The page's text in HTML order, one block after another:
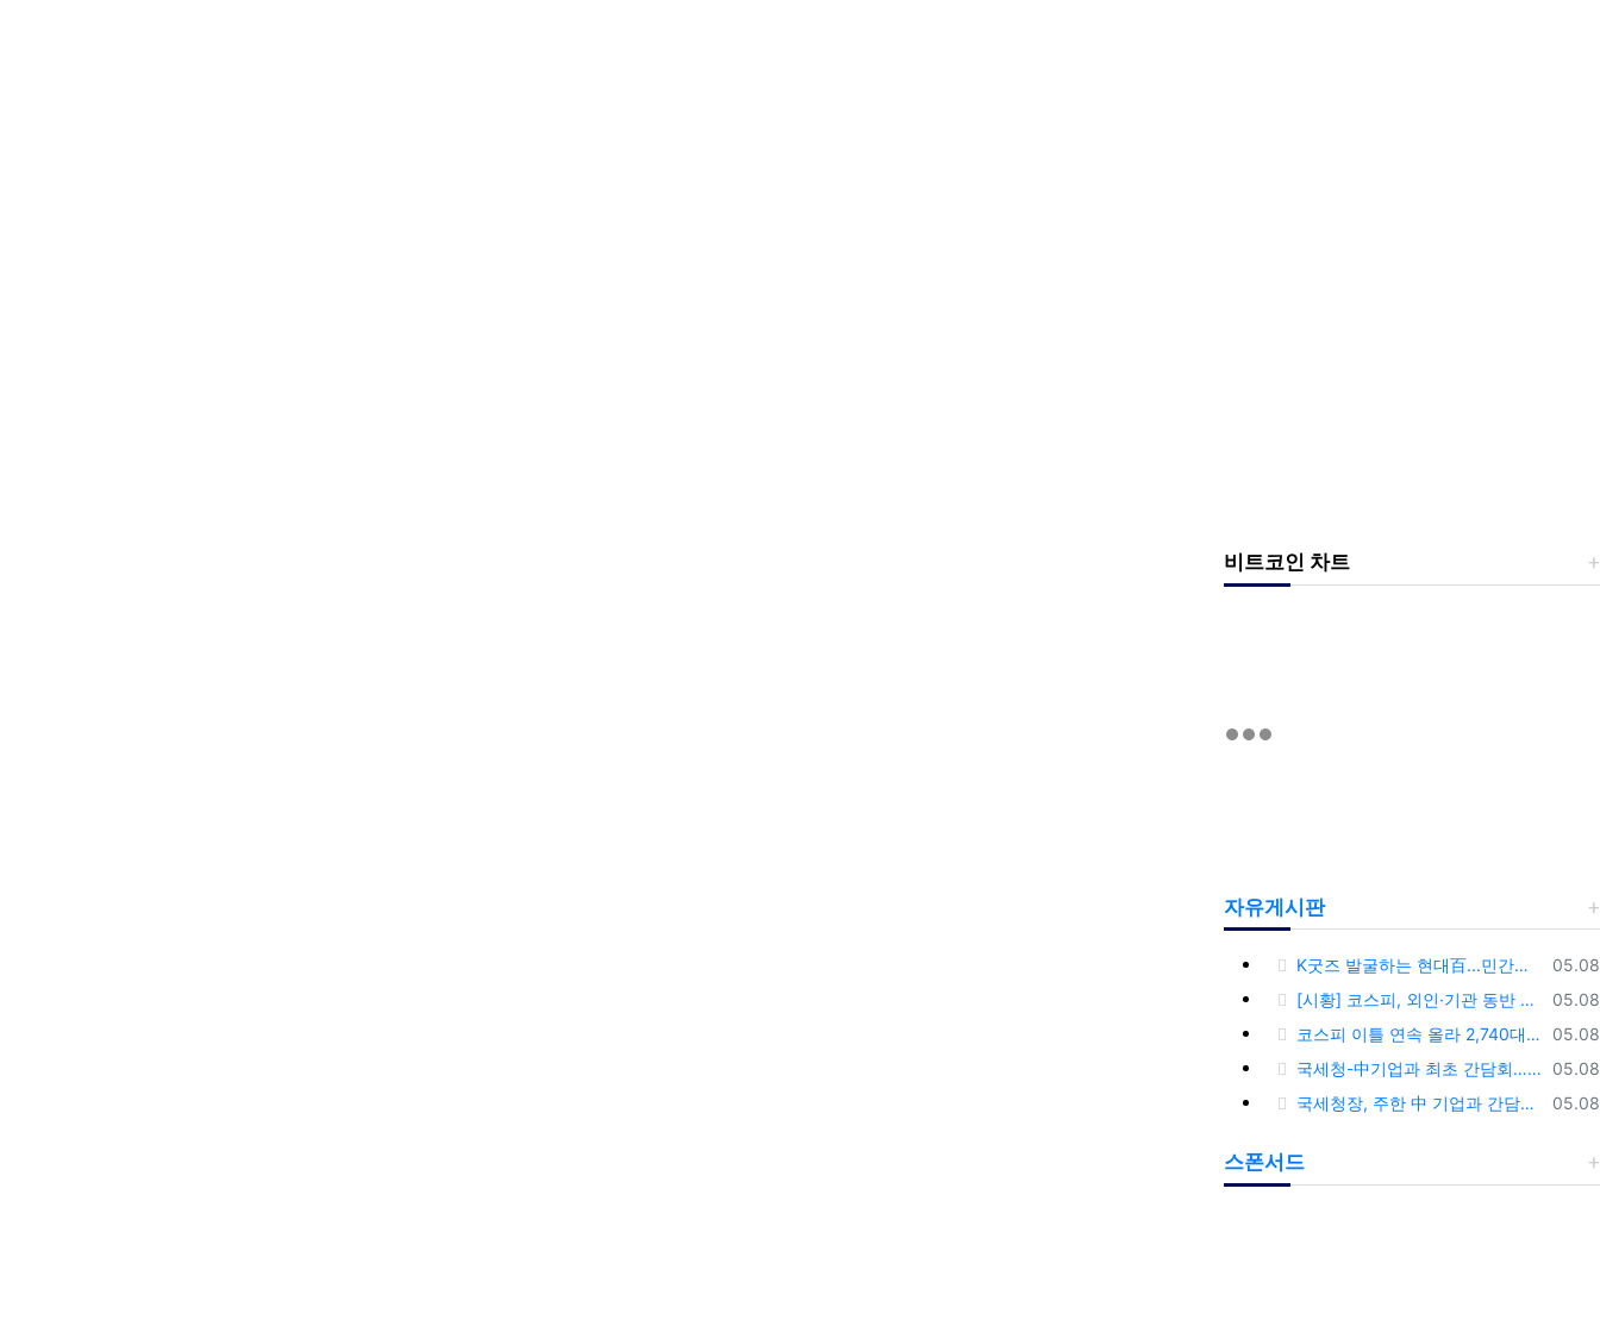
비트코인 차트
자유게시판
등록일
05.08
K굿즈 발굴하는 현대百...민간기업 최초 ‘대한민국 관광공모전’ 후원
등록일
05.08
[시황] 코스피, 외인·기관 동반 매수에 연이틀 상승…2745.05 마감
등록일
05.08
코스피 이틀 연속 올라 2,740대 회복…코스닥은 강보합(종합)
등록일
05.08
국세청-中기업과 최초 간담회…외국기업 세제혜택 등 논의
등록일
05.08
국세청장, 주한 中 기업과 간담회…“차별없는 공정과세 약속”
스폰서드